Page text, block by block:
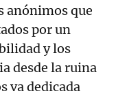
anónimos que
por un
y los
desde la ruina
va dedicada